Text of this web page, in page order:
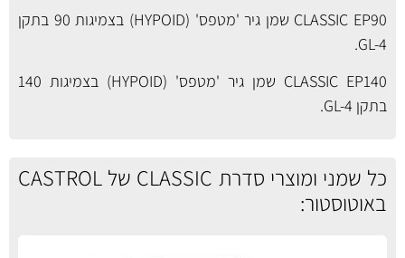
CLASSIC EP90 שמן גיר 'מטפס' (HYPOID) בצמיגות 90 בתקן
GL-4.
CLASSIC EP140 שמן גיר 'מטפס' (HYPOID) בצמיגות 140
בתקן GL-4.
כל שמני ומוצרי סדרת CLASSIC של CASTROL
באוטוסטור: